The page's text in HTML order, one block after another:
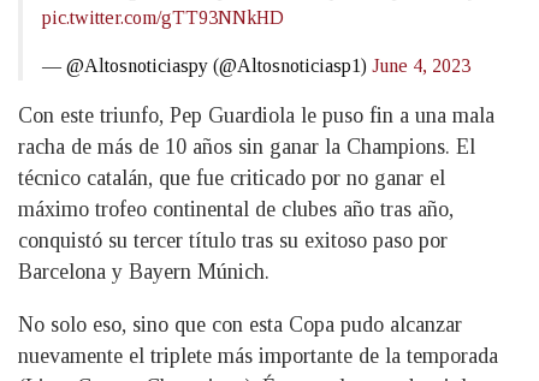
pic.twitter.com/gTT93NNkHD
— @Altosnoticiaspy (@Altosnoticiasp1) June 4, 2023
Con este triunfo, Pep Guardiola le puso fin a una mala
racha de más de 10 años sin ganar la Champions. El
técnico catalán, que fue criticado por no ganar el
máximo trofeo continental de clubes año tras año,
conquistó su tercer título tras su exitoso paso por
Barcelona y Bayern Múnich.
No solo eso, sino que con esta Copa pudo alcanzar
nuevamente el triplete más importante de la temporada